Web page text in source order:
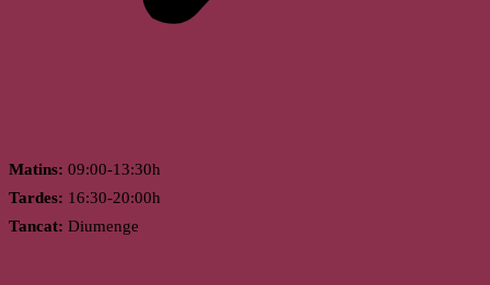
Matins: 09:00-13:30h
Tardes: 16:30-20:00h
Tancat: Diumenge